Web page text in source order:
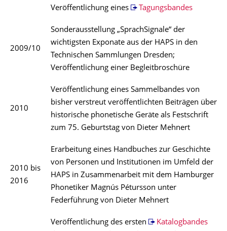
Veröffentlichung eines
Tagungsbandes
2009/10
Sonderausstellung „SprachSignale“ der
wichtigsten Exponate aus der HAPS in den
Technischen Sammlungen Dresden;
Veröffentlichung einer Begleitbroschüre
2010
Veröffentlichung eines Sammelbandes von
bisher verstreut veröffentlichten Beiträgen über
historische phonetische Geräte als Festschrift
zum 75. Geburtstag von Dieter Mehnert
2010 bis
2016
Erarbeitung eines Handbuches zur Geschichte
von Personen und Institutionen im Umfeld der
HAPS in Zusammenarbeit mit dem Hamburger
Phonetiker Magnús Pétursson unter
Federführung von Dieter Mehnert
Veröffentlichung des ersten
Katalogbandes